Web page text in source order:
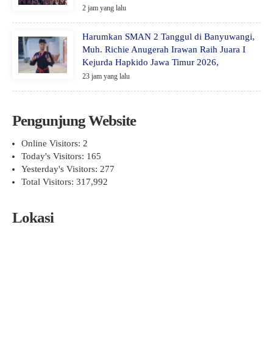
2 jam yang lalu
Harumkan SMAN 2 Tanggul di Banyuwangi,
Muh. Richie Anugerah Irawan Raih Juara I
Kejurda Hapkido Jawa Timur 2026,
23 jam yang lalu
Pengunjung Website
Online Visitors: 2
Today's Visitors: 165
Yesterday's Visitors: 277
Total Visitors: 317,992
Lokasi